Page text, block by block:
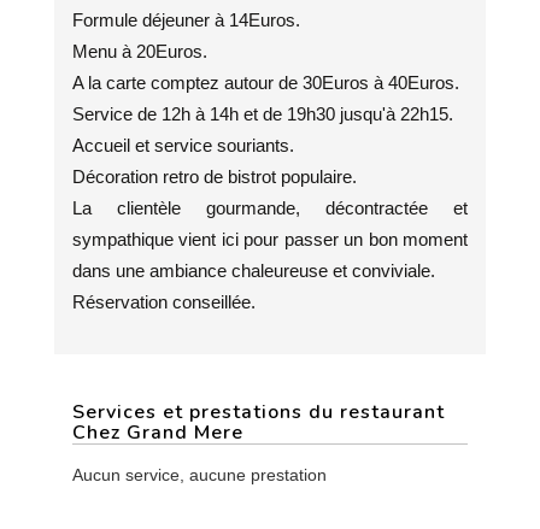
Formule déjeuner à 14Euros.
Menu à 20Euros.
A la carte comptez autour de 30Euros à 40Euros.
Service de 12h à 14h et de 19h30 jusqu'à 22h15.
Accueil et service souriants.
Décoration retro de bistrot populaire.
La clientèle gourmande, décontractée et
sympathique vient ici pour passer un bon moment
dans une ambiance chaleureuse et conviviale.
Réservation conseillée.
Services et prestations du restaurant
Chez Grand Mere
Aucun service, aucune prestation